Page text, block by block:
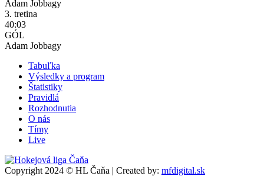
Adam Jobbagy
3. tretina
40:03
GÓL
Adam Jobbagy
Tabuľka
Výsledky a program
Štatistiky
Pravidlá
Rozhodnutia
O nás
Tímy
Live
Copyright 2024 © HL Čaňa | Created by: mfdigital.sk